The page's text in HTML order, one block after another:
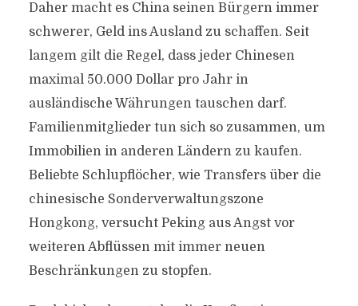
Daher macht es China seinen Bürgern immer
schwerer, Geld ins Ausland zu schaffen. Seit
langem gilt die Regel, dass jeder Chinesen
maximal 50.000 Dollar pro Jahr in
ausländische Währungen tauschen darf.
Familienmitglieder tun sich so zusammen, um
Immobilien in anderen Ländern zu kaufen.
Beliebte Schlupflöcher, wie Transfers über die
chinesische Sonderverwaltungszone
Hongkong, versucht Peking aus Angst vor
weiteren Abflüssen mit immer neuen
Beschränkungen zu stopfen.